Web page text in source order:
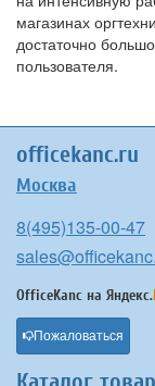
магазинах
достаточно
пользователя.
officekanc.ru
Москва
8(495)135-00-47
OfficeKanc на Яндекс.
Пожаловаться